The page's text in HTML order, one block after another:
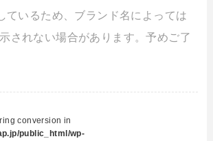
ているため、ブランド名によっては
されない場合があります。予めご了
conversion in
public_html/wp-